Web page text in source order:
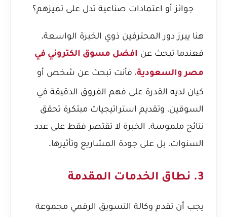
جوائز أو اعتمادات صناعية تدل على تميزهم؟
هنا يبرز دور المحترفين ذوي الخبرة الواسعة.
فعندما تبحث عن افضل مسوق الكتروني في
مصر والسعودية، فأنت تبحث عن شخص أو
كيان لديه القدرة على فهم الفروق الدقيقة في
السوقين، وتقديم استراتيجيات مبتكرة تحقق
نتائج ملموسة. الخبرة لا تقتصر فقط على عدد
السنوات، بل على جودة المشاريع وتأثيرها.
3. نطاق الخدمات المقدمة
يجب أن تقدم وكالة التسويق الرقمي مجموعة